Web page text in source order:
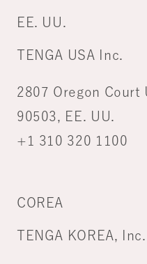
EE. UU.
TENGA USA Inc.
2807 Oregon Court
90503, EE. UU.
+1 310 320 1100
COREA
TENGA KOREA, Inc.